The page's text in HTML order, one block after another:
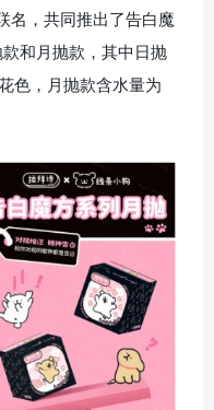
名，共同推出了告白魔
和月抛款，其中日抛
色，月抛款含水量为